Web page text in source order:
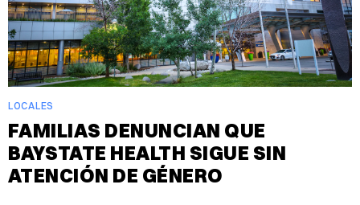
LOCALES
FAMILIAS DENUNCIAN QUE
BAYSTATE HEALTH SIGUE SIN
ATENCIÓN DE GÉNERO